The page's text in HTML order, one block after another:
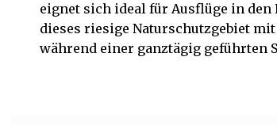
eignet sich ideal für Ausflüge in den
dieses riesige Naturschutzgebiet
während einer ganztägig geführten